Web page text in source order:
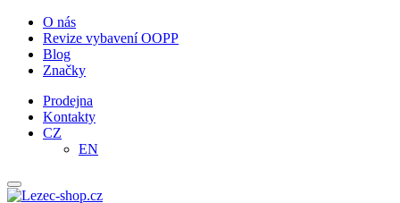
O nás
Revize vybavení OOPP
Blog
Značky
Prodejna
Kontakty
CZ
EN